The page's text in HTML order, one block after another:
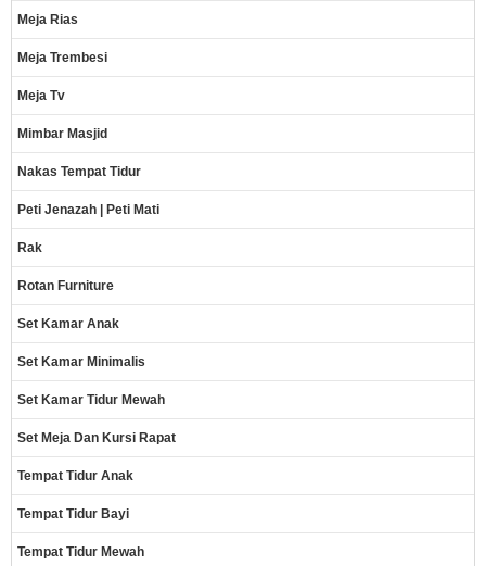
Meja Rias
Meja Trembesi
Meja Tv
Mimbar Masjid
Nakas Tempat Tidur
Peti Jenazah | Peti Mati
Rak
Rotan Furniture
Set Kamar Anak
Set Kamar Minimalis
Set Kamar Tidur Mewah
Set Meja Dan Kursi Rapat
Tempat Tidur Anak
Tempat Tidur Bayi
Tempat Tidur Mewah